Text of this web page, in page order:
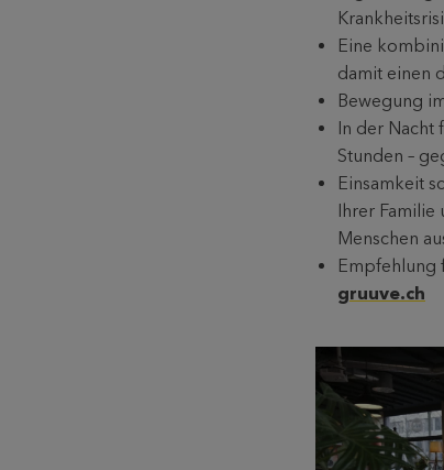
Eine
damit einen
Bewegung
In der Nacht
Stunden –
Einsamkeit
Ihrer Familie
Menschen
Empfehlung
gruuve.ch